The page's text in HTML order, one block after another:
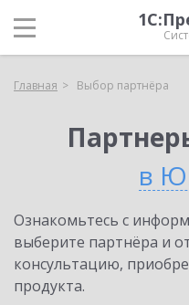
Главная Выбор партнёра
в
Ознакомьтесь с
выберите партнёра и
консультацию,
продукта.